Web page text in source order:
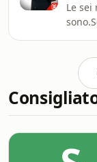
Le sei